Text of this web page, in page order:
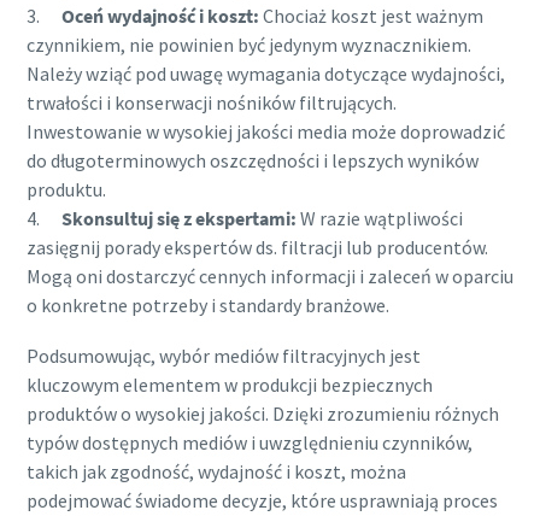
3. Oceń wydajność i koszt: Chociaż koszt jest ważnym
czynnikiem, nie powinien być jedynym wyznacznikiem.
Należy wziąć pod uwagę wymagania dotyczące wydajności,
trwałości i konserwacji nośników filtrujących.
Inwestowanie w wysokiej jakości media może doprowadzić
do długoterminowych oszczędności i lepszych wyników
produktu.
4. Skonsultuj się z ekspertami: W razie wątpliwości
zasięgnij porady ekspertów ds. filtracji lub producentów.
Mogą oni dostarczyć cennych informacji i zaleceń w oparciu
o konkretne potrzeby i standardy branżowe.
Podsumowując, wybór mediów filtracyjnych jest
kluczowym elementem w produkcji bezpiecznych
produktów o wysokiej jakości. Dzięki zrozumieniu różnych
typów dostępnych mediów i uwzględnieniu czynników,
takich jak zgodność, wydajność i koszt, można
podejmować świadome decyzje, które usprawniają proces